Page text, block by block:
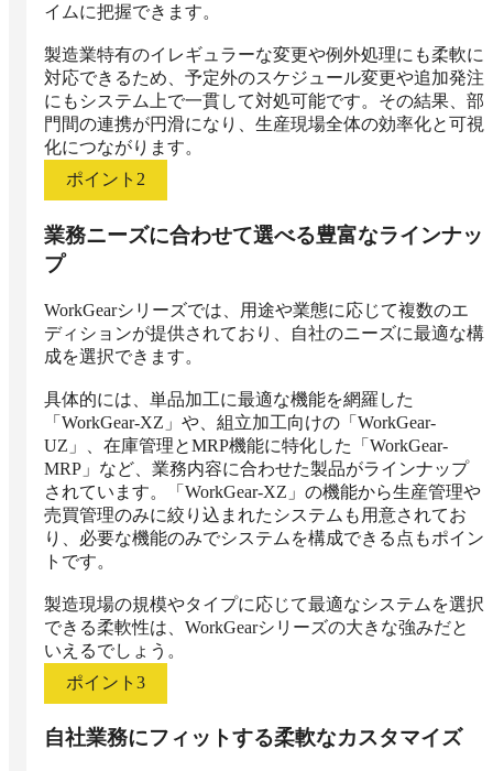
イムに把握できます。
製造業特有のイレギュラーな変更や例外処理にも柔軟に
対応できるため、予定外のスケジュール変更や追加発注
にもシステム上で一貫して対処可能です。その結果、部
門間の連携が円滑になり、生産現場全体の効率化と可視
化につながります。
ポイント 2
業務ニーズに合わせて選べる豊富なラインナッ
プ
WorkGearシリーズでは、用途や業態に応じて複数のエ
ディションが提供されており、自社のニーズに最適な構
成を選択できます。
具体的には、単品加工に最適な機能を網羅した
「WorkGear-XZ」や、組立加工向けの「WorkGear-
UZ」、在庫管理とMRP機能に特化した「WorkGear-
MRP」など、業務内容に合わせた製品がラインナップ
されています。「WorkGear-XZ」の機能から生産管理や
売買管理のみに絞り込まれたシステムも用意されてお
り、必要な機能のみでシステムを構成できる点もポイン
トです。
製造現場の規模やタイプに応じて最適なシステムを選択
できる柔軟性は、WorkGearシリーズの大きな強みだと
いえるでしょう。
ポイント 3
自社業務にフィットする柔軟なカスタマイズ